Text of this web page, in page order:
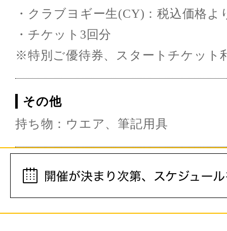
・クラブヨギー生(CY)：税込価格よ
・チケット3回分
※特別ご優待券、スタートチケット
その他
持ち物：ウエア、筆記用具